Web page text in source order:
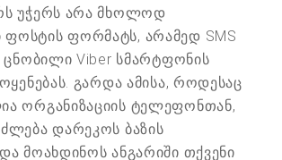
უჭერს არა მხოლოდ
ფორმატს, არამედ SMS
ცნობილი Viber სმარტფონის
გარდა ამისა, როდესაც
ორგანიზაციის ტელეფონთან,
დარეკოს ბაზის
მოახდინოს ანგარიში თქვენი